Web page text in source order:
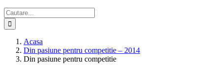
Cautare...
Acasa
Din pasiune pentru competitie – 2014
Din pasiune pentru competitie